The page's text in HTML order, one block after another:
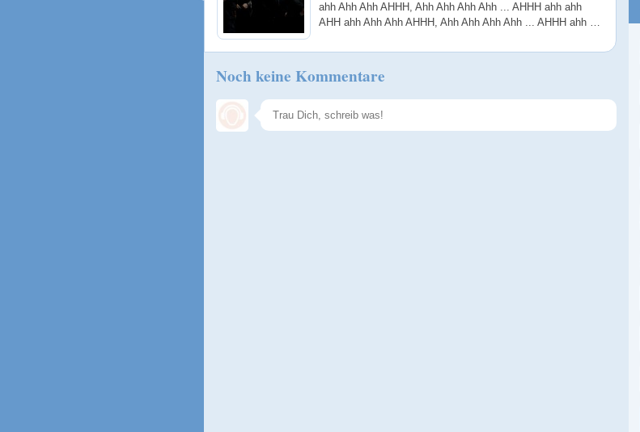
ahh Ahh Ahh AHHH, Ahh Ahh Ahh Ahh ... AHHH ahh ahh
AHH ahh Ahh Ahh AHHH, Ahh Ahh Ahh Ahh ... AHHH ahh …
Noch keine Kommentare